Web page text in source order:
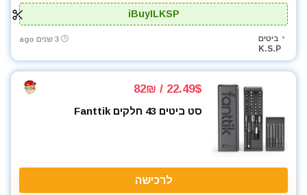
iBuyILKSP
ביטים
K.S.P
3 שנים ago
22.49$ / 82₪
סט ביטים 43 חלקים Fanttik
לרכישה